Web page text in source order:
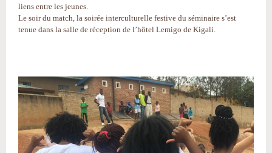
liens entre les jeunes.
Le soir du match, la soirée interculturelle festive du séminaire s’est
tenue dans la salle de réception de l’hôtel Lemigo de Kigali.